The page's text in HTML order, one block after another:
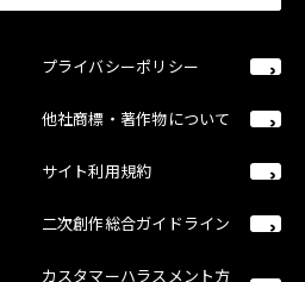
プライバシーポリシー
他社商標・著作物について
サイト利用規約
二次創作総合ガイドライン
カスタマーハラスメント方